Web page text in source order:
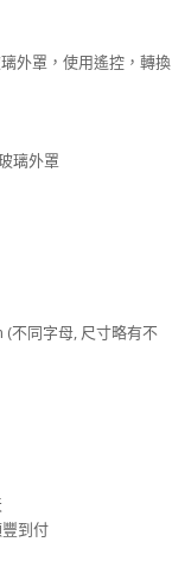
外罩，使用遙控，轉換
璃外罩
(不同字母, 尺寸略有不
到付